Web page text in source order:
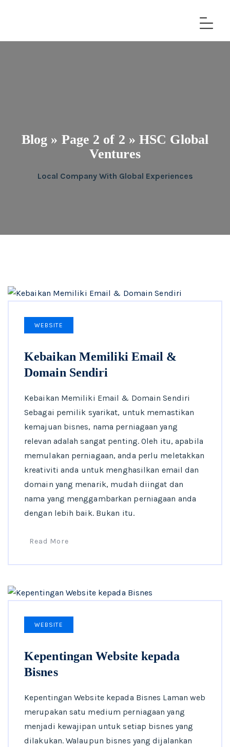
Blog » Page 2 of 2 » HSC Global
Ventures
Local Company With Global Experiences
WEBSITE
Kebaikan Memiliki Email &
Domain Sendiri
Kebaikan Memiliki Email & Domain Sendiri
Sebagai pemilik syarikat, untuk memastikan
kemajuan bisnes, nama perniagaan yang
relevan adalah sangat penting. Oleh itu, apabila
memulakan perniagaan, anda perlu meletakkan
kreativiti anda untuk menghasilkan email dan
domain yang menarik, mudah diingat dan
nama yang menggambarkan perniagaan anda
dengan lebih baik. Bukan itu.
Read More
WEBSITE
Kepentingan Website kepada
Bisnes
Kepentingan Website kepada Bisnes Laman web
merupakan satu medium perniagaan yang
menjadi kewajipan untuk setiap bisnes yang
dilakukan. Walaupun bisnes yang dijalankan